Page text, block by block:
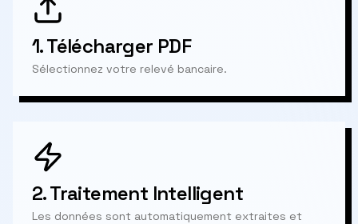
1.Télécharger PDF
Sélectionnez votre relevé bancaire.
2.Traitement Intelligent
Les données sont automatiquement extraites et